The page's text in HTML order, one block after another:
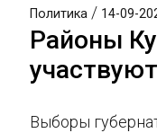
Политика / 14-09-
Районы
Выборы